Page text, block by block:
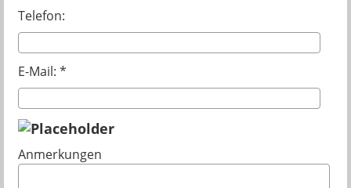
Telefon:
E-Mail: *
Anmerkungen